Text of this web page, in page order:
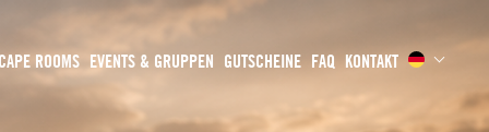
ROOMS EVENTS & GRUPPEN GUTSCHEINE FAQ KONTAKT